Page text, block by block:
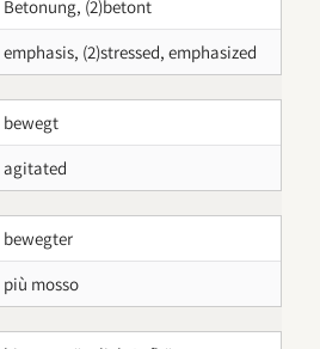
Betonung, (2)betont
emphasis, (2)stressed, emphasized
bewegt
agitated
bewegter
più mosso